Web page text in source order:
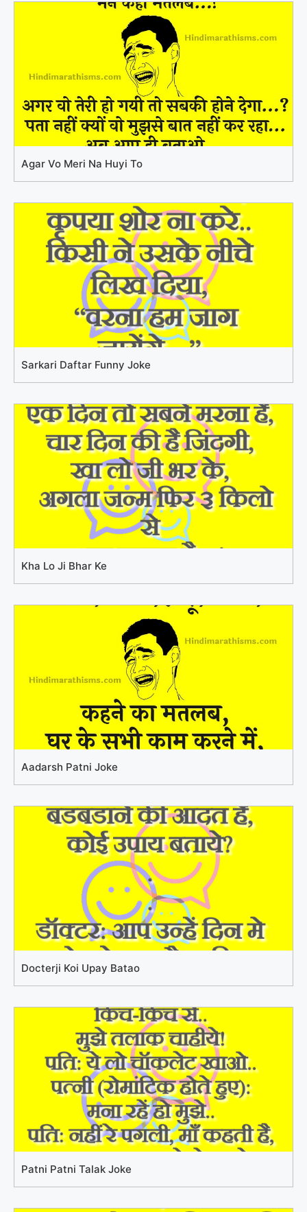
Agar Vo Meri Na Huyi To
Sarkari Daftar Funny Joke
Kha Lo Ji Bhar Ke
Aadarsh Patni Joke
Docterji Koi Upay Batao
Patni Patni Talak Joke